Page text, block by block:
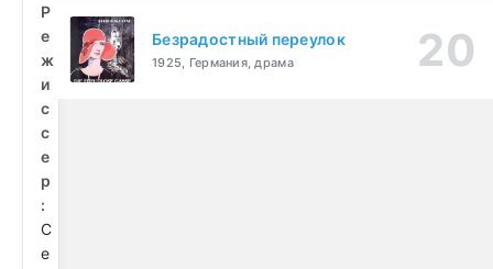
Р
е
ж
и
с
с
е
р
:
С
е
Безрадостный переулок
1925, Германия, драма